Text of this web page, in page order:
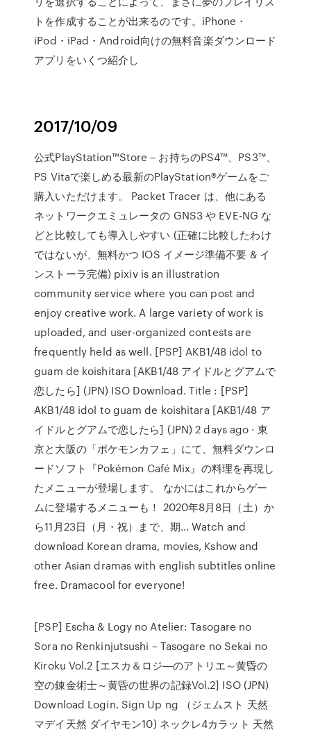
トを作成することが出来るのです。iPhone・
iPod・iPad・Android向けの無料音楽ダウンロード
アプリをいくつ紹介し
2017/10/09
公式PlayStation™Store – お持ちのPS4™、PS3™、
PS Vitaで楽しめる最新のPlayStation®ゲームをご
購入いただけます。 Packet Tracer は、他にある
ネットワークエミュレータの GNS3 や EVE-NG な
どと比較しても導入しやすい (正確に比較したわけ
ではないが、無料かつ IOS イメージ準備不要 & イ
ンストーラ完備) pixiv is an illustration
community service where you can post and
enjoy creative work. A large variety of work is
uploaded, and user-organized contests are
frequently held as well. [PSP] AKB1/48 idol to
guam de koishitara [AKB1/48 アイドルとグアムで
恋したら] (JPN) ISO Download. Title : [PSP]
AKB1/48 idol to guam de koishitara [AKB1/48 ア
イドルとグアムで恋したら] (JPN) 2 days ago · 東
京と大阪の「ポケモンカフェ」にて、無料ダウンロ
ードソフト『Pokémon Café Mix』の料理を再現し
たメニューが登場します。 なかにはこれからゲー
ムに登場するメニューも！ 2020年8月8日（土）か
ら11月23日（月・祝）まで、期… Watch and
download Korean drama, movies, Kshow and
other Asian dramas with english subtitles online
free. Dramacool for everyone!
[PSP] Escha & Logy no Atelier: Tasogare no
Sora no Renkinjutsushi – Tasogare no Sekai no
Kiroku Vol.2 [エスカ＆ロジ―のアトリエ～黄昏の
空の錬金術士～黄昏の世界の記録Vol.2] ISO (JPN)
Download Login. Sign Up ng （ジェムスト 天然
マデイ天然 ダイヤモン10) ネックレ4カラット 天然